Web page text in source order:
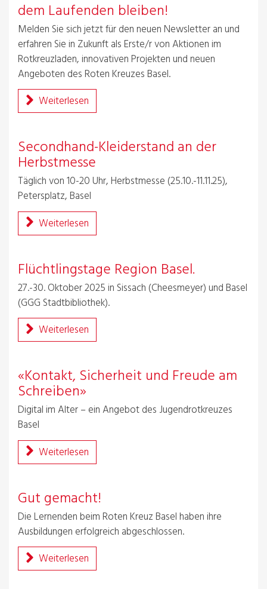
dem Laufenden bleiben!
Melden Sie sich jetzt für den neuen Newsletter an und
erfahren Sie in Zukunft als Erste/r von Aktionen im
Rotkreuzladen, innovativen Projekten und neuen
Angeboten des Roten Kreuzes Basel.
Weiterlesen
Secondhand-Kleiderstand an der
Herbstmesse
Täglich von 10-20 Uhr, Herbstmesse (25.10.-11.11.25),
Petersplatz, Basel
Weiterlesen
Flüchtlingstage Region Basel.
27.-30. Oktober 2025 in Sissach (Cheesmeyer) und Basel
(GGG Stadtbibliothek).
Weiterlesen
«Kontakt, Sicherheit und Freude am
Schreiben»
Digital im Alter – ein Angebot des Jugendrotkreuzes
Basel
Weiterlesen
Gut gemacht!
Die Lernenden beim Roten Kreuz Basel haben ihre
Ausbildungen erfolgreich abgeschlossen.
Weiterlesen